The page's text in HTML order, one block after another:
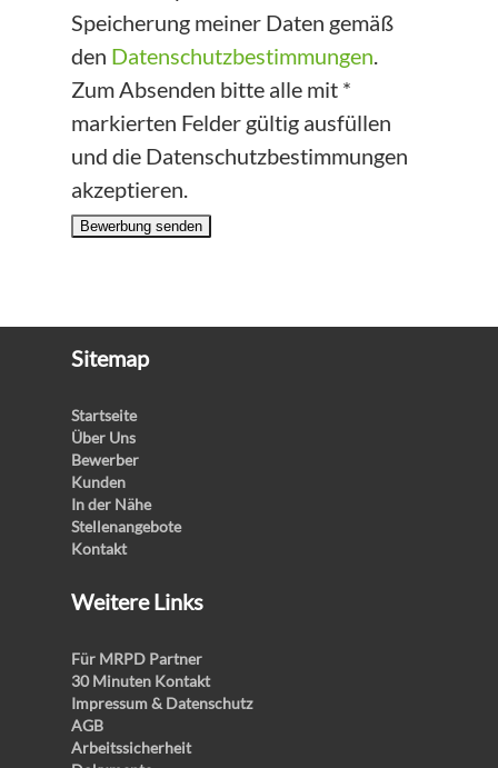
Speicherung meiner Daten gemäß
den Datenschutzbestimmungen.
Zum Absenden bitte alle mit *
markierten Felder gültig ausfüllen
und die Datenschutzbestimmungen
akzeptieren.
Bewerbung senden
Sitemap
Startseite
Über Uns
Bewerber
Kunden
In der Nähe
Stellenangebote
Kontakt
Weitere Links
Für MRPD Partner
30 Minuten Kontakt
Impressum & Datenschutz
AGB
Arbeitssicherheit